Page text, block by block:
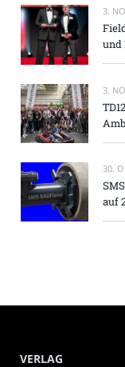
3.
und
3.
30.
auf
VERLAG